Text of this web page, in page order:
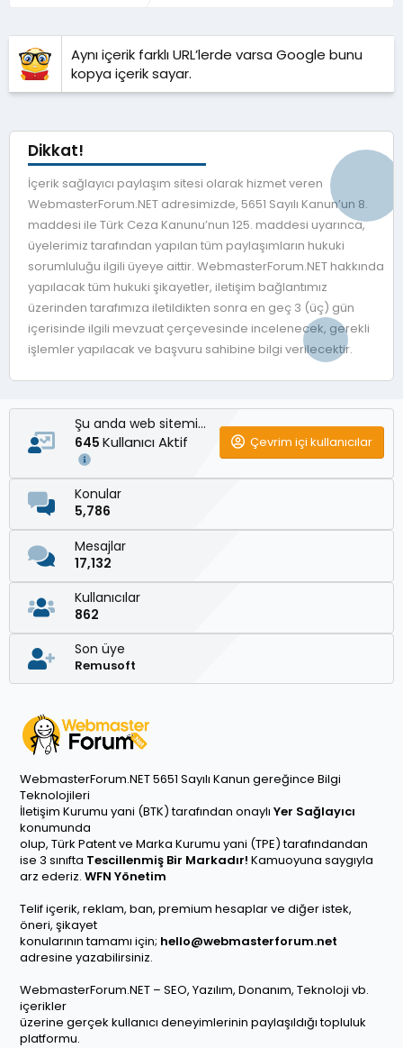
Aynı içerik farklı URL’lerde varsa Google bunu
kopya içerik sayar.
Dikkat!
İçerik sağlayıcı paylaşım sitesi olarak hizmet veren
WebmasterForum.NET adresimizde, 5651 Sayılı Kanun’un 8.
maddesi ile Türk Ceza Kanunu’nun 125. maddesi uyarınca,
üyelerimiz tarafından yapılan tüm paylaşımların hukuki
sorumluluğu ilgili üyeye aittir. WebmasterForum.NET hakkında
yapılacak tüm hukuki şikayetler, iletişim bağlantımız
üzerinden tarafımıza iletildikten sonra en geç 3 (üç) gün
içerisinde ilgili mevzuat çerçevesinde incelenecek, gerekli
işlemler yapılacak ve başvuru sahibine bilgi verilecektir.
Şu anda web sitemizde
645 Kullanıcı Aktif Çevrim içi kullanıcılar
Konular
5,786
Mesajlar
17,132
Kullanıcılar
862
Son üye
Remusoft
WebmasterForum.NET 5651 Sayılı Kanun gereğince Bilgi
Teknolojileri
İletişim Kurumu yani (BTK) tarafından onaylı Yer Sağlayıcı
konumunda
olup, Türk Patent ve Marka Kurumu yani (TPE) tarafındandan
ise 3 sınıfta Tescillenmiş Bir Markadır! Kamuoyuna saygıyla
arz ederiz. WFN Yönetim
Telif içerik, reklam, ban, premium hesaplar ve diğer istek,
öneri, şikayet
konularının tamamı için; hello@webmasterforum.net
adresine yazabilirsiniz.
WebmasterForum.NET – SEO, Yazılım, Donanım, Teknoloji vb.
içerikler
üzerine gerçek kullanıcı deneyimlerinin paylaşıldığı topluluk
platformu.